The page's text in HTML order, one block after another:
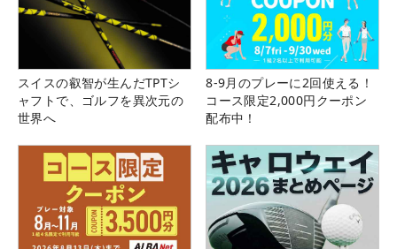
スイスの叡智が生んだTPTシ
ャフトで、ゴルフを異次元の
世界へ
8-9月のプレーに2回使える！
コース限定2,000円クーポン
配布中！